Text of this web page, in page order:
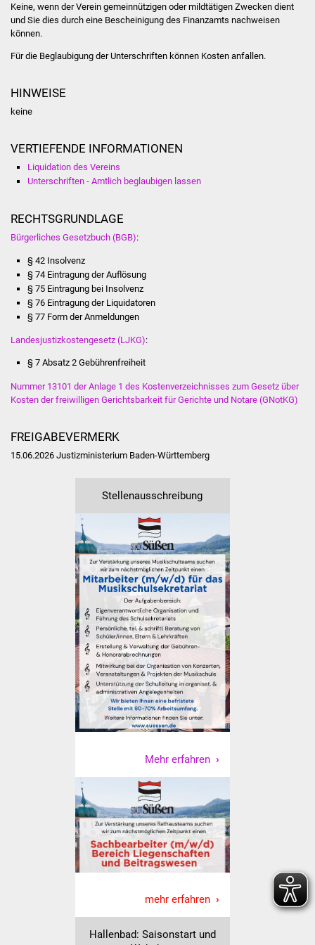
NETZMonitor
Index
ÖPNV
Ostermarkt
Hallenbad
Stadtarchiv
Zehntscheuer
Bürgerhaus
Kulturhalle
Vereine und Parteien
Selbsteintrag Vereine
Beirat Süßener Vereine
Tourismus
Erlebnisregion
Schwäbischer Albtrauf
Route der
Lebenslagen
Keine, wenn der Verein gemeinnützigen oder mildtätigen Zwecken dient
und Sie dies durch eine Bescheinigung des Finanzamts nachweisen
können.
Für die Beglaubigung der Unterschriften können Kosten anfallen.
HINWEISE
keine
VERTIEFENDE INFORMATIONEN
Liquidation des Vereins
Unterschriften - Amtlich beglaubigen lassen
RECHTSGRUNDLAGE
Bürgerliches Gesetzbuch (BGB):
§ 42 Insolvenz
§ 74 Eintragung der Auflösung
§ 75 Eintragung bei Insolvenz
§ 76 Eintragung der Liquidatoren
§ 77 Form der Anmeldungen
Landesjustizkostengesetz (LJKG):
§ 7 Absatz 2 Gebührenfreiheit
Nummer 13101 der Anlage 1 des Kostenverzeichnisses zum Gesetz über
Kosten der freiwilligen Gerichtsbarkeit für Gerichte und Notare (GNotKG)
FREIGABEVERMERK
15.06.2026 Justizministerium Baden-Württemberg
Stellenausschreibung
Mehr erfahren
mehr erfahren
Hallenbad: Saisonstart und